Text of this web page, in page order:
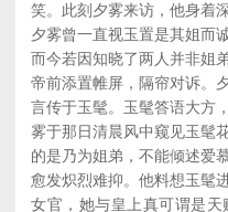
笑。此刻夕雾来访，他身着
夕雾曾一直视玉置是其姐而
而今若因知晓了两人并非姐
帝前添置帷屏，隔帘对诉。
言传于玉髦。玉髦答语大方
雾于那日清晨风中窥见玉髦
的是乃为姐弟，不能倾述爱
愈发炽烈难抑。他料想玉髦
女官，她与皇上真可谓是